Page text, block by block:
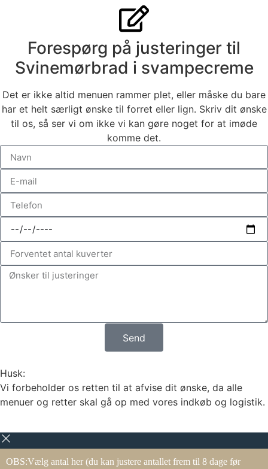
Forespørg på justeringer til
Svinemørbrad i svampecreme
Det er ikke altid menuen rammer plet, eller måske du bare
har et helt særligt ønske til forret eller lign. Skriv dit ønske
til os, så ser vi om ikke vi kan gøre noget for at imøde
komme det.
Send
Husk:
Vi forbeholder os retten til at afvise dit ønske, da alle
menuer og retter skal gå op med vores indkøb og logistik.